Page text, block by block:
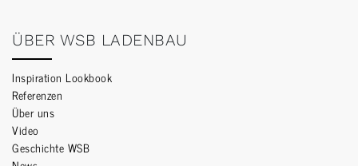
ÜBER WSB LADENBAU
Inspiration Lookbook
Referenzen
Über uns
Video
Geschichte WSB